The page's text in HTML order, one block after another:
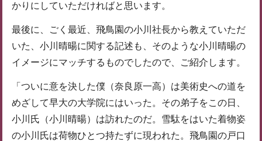
かりにしていただければと思います。
最後に、ごく最近、飛鳥園の小川社長から教えていただ
いた、小川晴暘に関する記述も、そのような小川晴暘の
イメージにマッチするものでしたので、ご紹介します。
「ついに意を決した僕（奈良原一高）は美術史への道を
めざして早大の大学院にはいった。その弟子をこの日、
小川氏（小川晴暘）は訪れたのだ。雪駄をはいた着物姿
の小川氏は荷物ひとつ持たずに現われた。飛鳥園の戸口